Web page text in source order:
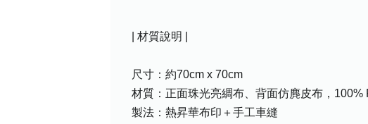
| 材質說明 |
尺寸：約70cm x 70cm
材質：正面珠光亮綢布、背面仿麂皮布，100%
製法：熱昇華布印＋手工車縫